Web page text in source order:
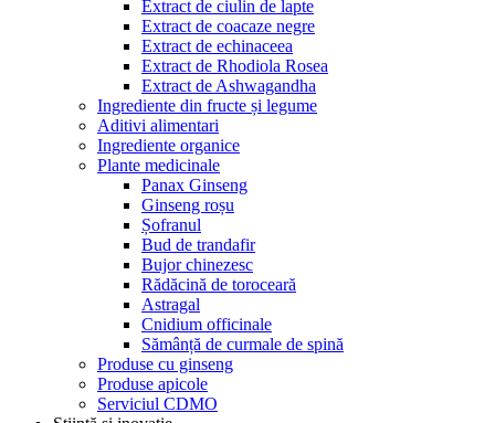
Extract de ciulin de lapte
Extract de coacaze negre
Extract de echinaceea
Extract de Rhodiola Rosea
Extract de Ashwagandha
Ingrediente din fructe și legume
Aditivi alimentari
Ingrediente organice
Plante medicinale
Panax Ginseng
Ginseng roșu
Șofranul
Bud de trandafir
Bujor chinezesc
Rădăcină de toroceară
Astragal
Cnidium officinale
Sămânță de curmale de spină
Produse cu ginseng
Produse apicole
Serviciul CDMO